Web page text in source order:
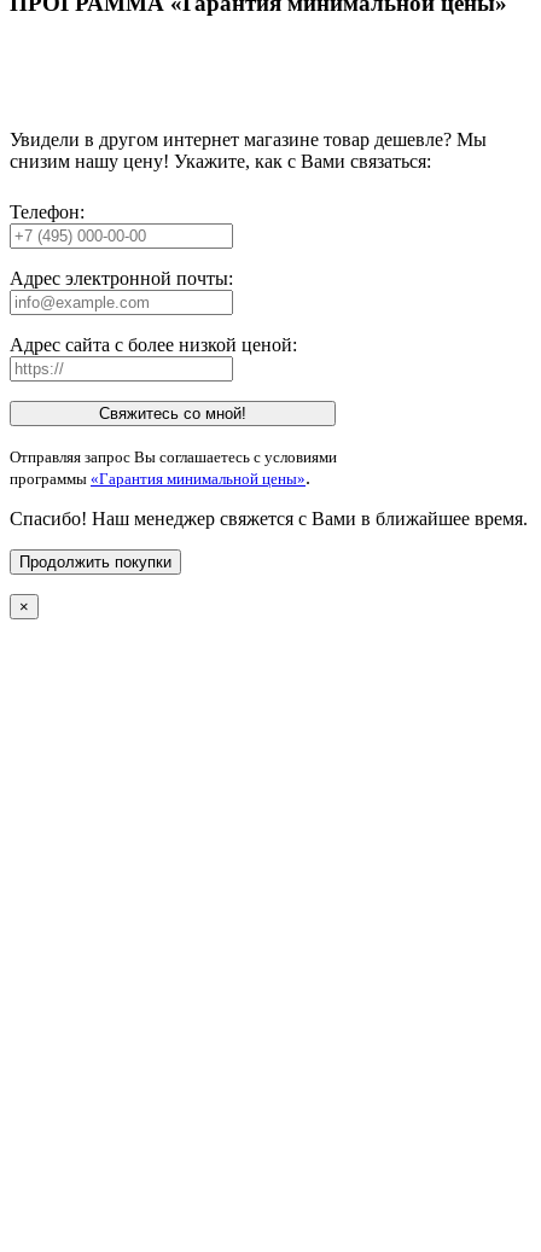
Увидели в другом интернет магазине товар дешевле? Мы
снизим нашу цену! Укажите, как с Вами связаться:
Телефон:
Адрес электронной почты:
Адрес сайта с более низкой ценой:
Свяжитесь со мной!
Отправляя запрос Вы соглашаетесь с условиями
программы «Гарантия минимальной цены».
Спасибо! Наш менеджер свяжется с Вами в ближайшее время.
Продолжить покупки
×